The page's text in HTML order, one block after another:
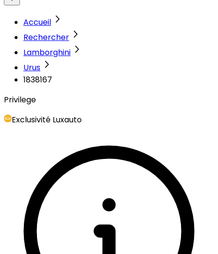
Accueil
Rechercher
Lamborghini
Urus
1838167
Privilege
Exclusivité Luxauto